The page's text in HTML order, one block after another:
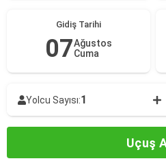
Gidiş Tarihi
07Ağustos
Cuma
Yolcu Sayısı:1
Uçuş